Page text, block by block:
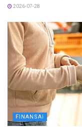
2026-07-28
FINANSAI